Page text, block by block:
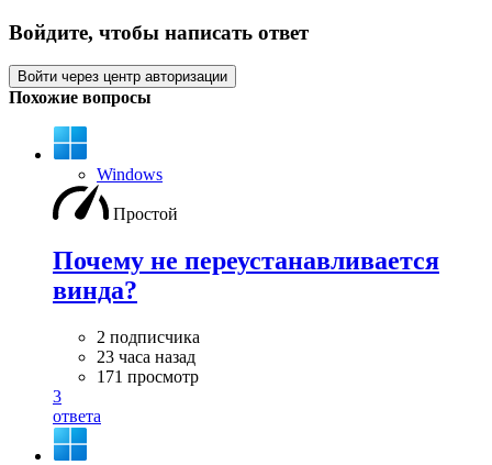
Войдите, чтобы написать ответ
Войти через центр авторизации
Похожие вопросы
Windows
Простой
Почему не переустанавливается
винда?
2 подписчика
23 часа назад
171 просмотр
3
ответа